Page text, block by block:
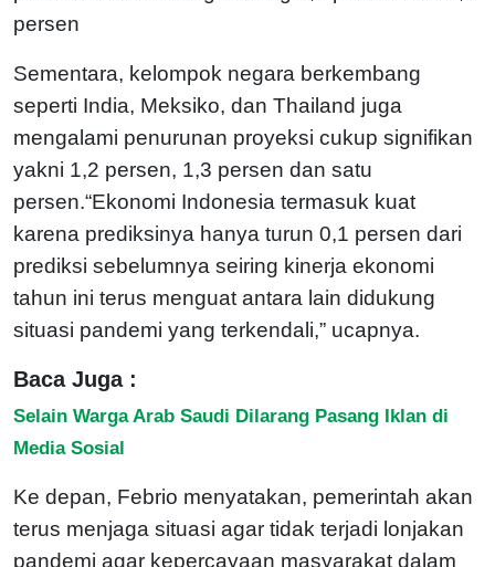
persen
Sementara, kelompok negara berkembang
seperti India, Meksiko, dan Thailand juga
mengalami penurunan proyeksi cukup signifikan
yakni 1,2 persen, 1,3 persen dan satu
persen.“Ekonomi Indonesia termasuk kuat
karena prediksinya hanya turun 0,1 persen dari
prediksi sebelumnya seiring kinerja ekonomi
tahun ini terus menguat antara lain didukung
situasi pandemi yang terkendali,” ucapnya.
Baca Juga :
Selain Warga Arab Saudi Dilarang Pasang Iklan di
Media Sosial
Ke depan, Febrio menyatakan, pemerintah akan
terus menjaga situasi agar tidak terjadi lonjakan
pandemi agar kepercayaan masyarakat dalam